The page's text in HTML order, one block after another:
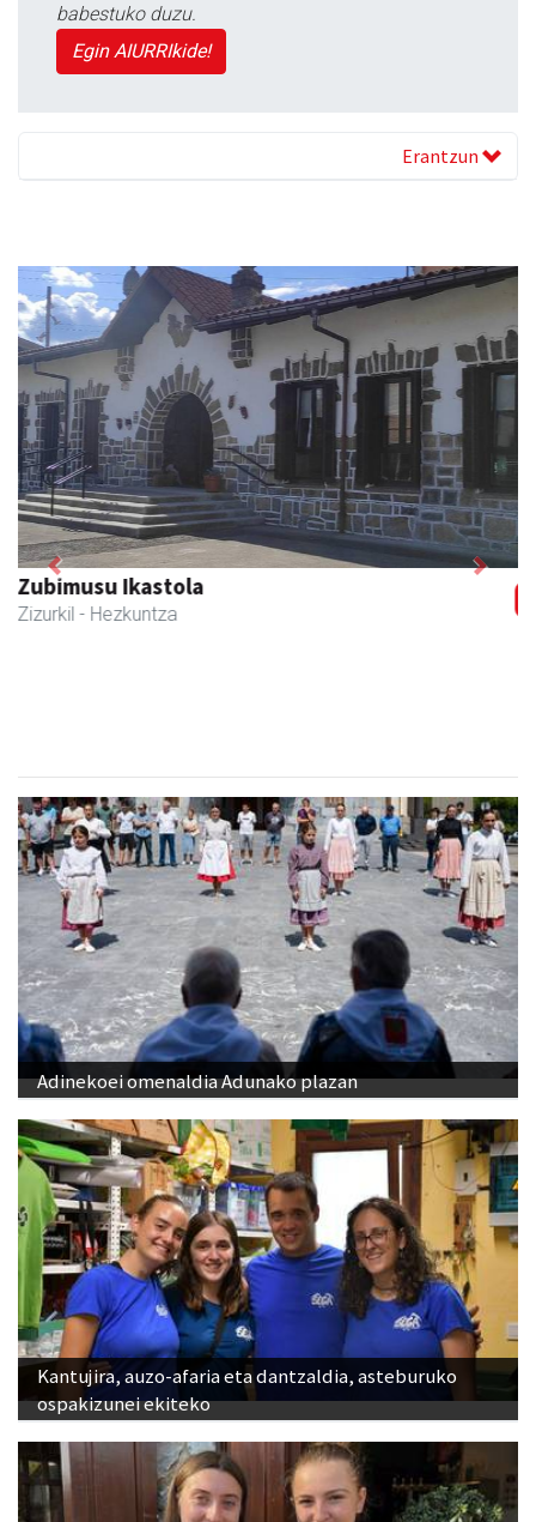
babestuko duzu.
Egin AIURRIkide!
Erantzun
Previous Next
Adinekoei omenaldia Adunako plazan
Kantujira, auzo-afaria eta dantzaldia, asteburuko
ospakizunei ekiteko